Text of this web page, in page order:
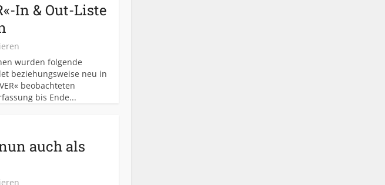
In & Out-Liste
wurden folgende
beziehungsweise neu in
beobachteten
bis Ende...
auch als